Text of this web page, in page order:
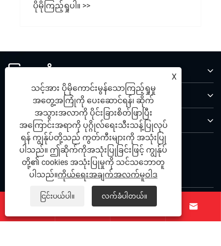
ပိုမိုကြည့်ရှုပါ။ >>
ကြှနျုပျတို့အကွောငျး
ထုတ်ကုန်များ
ကြှနျုပျတို့ကိုဆကျသှယျရနျ
ကြှနျုပျတို့နောကျလိုကျပါ
 
X
သင့်အား ပိုမိုကောင်းမွန်သောကြည့်ရှုမှု
အတွေ့အကြုံကို ပေးဆောင်ရန်၊ ဆိုက်
အသွားအလာကို ပိုင်းခြားစိတ်ဖြာပြီး
အကြောင်းအရာကို ပုဂ္ဂိုလ်ရေးသီးသန့်ပြုလုပ်
ရန် ကျွန်ုပ်တို့သည် ကွတ်ကီးများကို အသုံးပြု
ပါသည်။ ဤဆိုက်ကိုအသုံးပြုခြင်းဖြင့် ကျွန်ုပ်
တို့၏ cookies အသုံးပြုမှုကို သင်သဘောတူ
ပါသည်။ကိုယ်ရေးအချက်အလက်မူဝါဒ
ငြင်းပယ်ပါ။ လက်ခံပါတယ်။